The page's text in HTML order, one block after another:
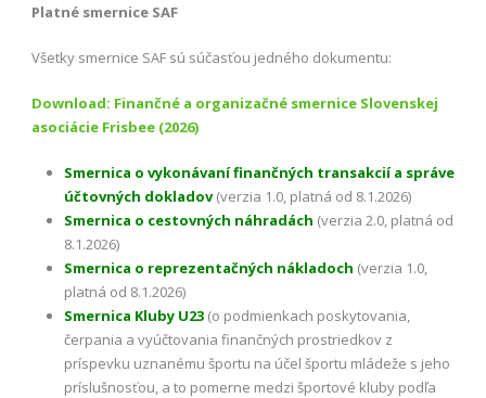
Platné smernice SAF
Všetky smernice SAF sú súčasťou jedného dokumentu:
Download: Finančné a organizačné smernice Slovenskej
asociácie Frisbee (2026)
Smernica o vykonávaní finančných transakcií a správe
účtovných dokladov(verzia 1.0, platná od 8.1.2026)
Smernica o cestovných náhradách (verzia 2.0, platná od
8.1.2026)
Smernica o reprezentačných nákladoch (verzia 1.0,
platná od 8.1.2026)
Smernica Kluby U23 (o podmienkach poskytovania,
čerpania a vyúčtovania finančných prostriedkov z
príspevku uznanému športu na účel športu mládeže s jeho
príslušnosťou, a to pomerne medzi športové kluby podľa